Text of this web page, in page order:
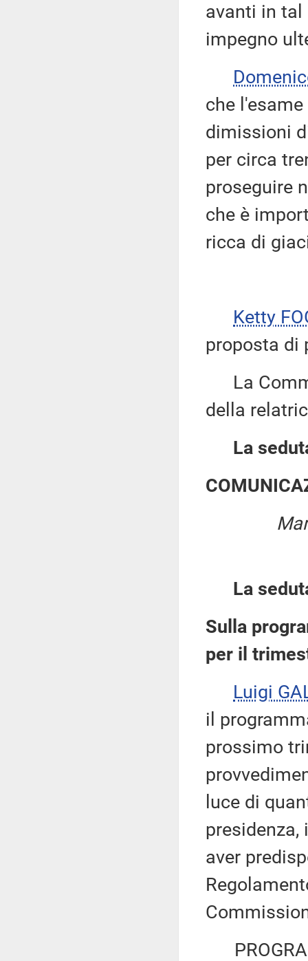
avanti in tal
impegno
che
dimissioni
per circa
proseguire
che è
ricca di
Ketty
proposta di
La
della
La
La
Sulla
per il
Luigi
il
prossimo
luce di
presidenza,
aver